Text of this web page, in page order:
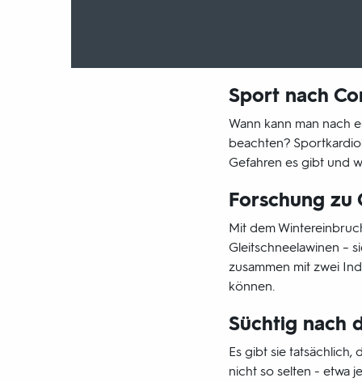
Sport nach
Wann kann man nach
beachten?
Gefahren es gibt und
Forschung zu
Mit dem
Gleitschneelawinen –
zusammen mit zwei
können.
Süchtig nach
Es gibt sie tatsächlich,
nicht so selten - etwa